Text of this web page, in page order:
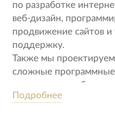
по разработке
веб-дизайн,
продвижение сайтов и
поддержку.
Также мы
сложные
автоматизации бизнеса.
Наша команда – это
Подробнее